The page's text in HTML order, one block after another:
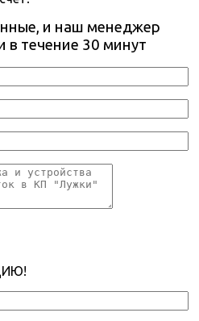
и наш менеджер
в течение 30 минут